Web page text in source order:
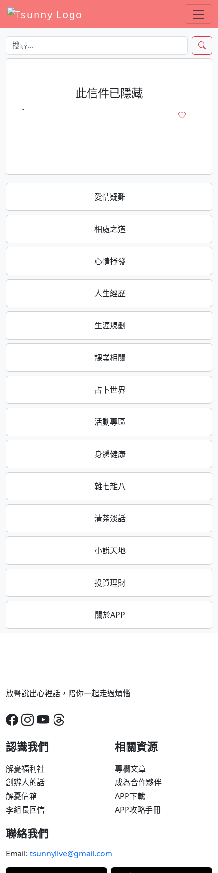
愛情疑難
相處之道
心情抒發
人生經歷
生涯規劃
課業相關
占卜世界
活動專區
身體健康
雜七雜八
清茶淡話
小說天地
投資理財
關於APP
此信件已隱藏
·
放聲說出心裡話，陪你一起走過煩惱
認識我們
解憂福利社
創辦人的話
解憂信箱
李組長回信
相關資源
專欄文章
成為合作夥伴
APP下載
APP攻略手冊
聯絡我們
Email: tsunnylive@gmail.com